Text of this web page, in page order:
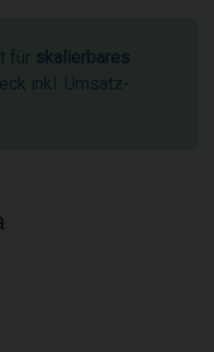
für skalierbares
inkl. Umsatz-